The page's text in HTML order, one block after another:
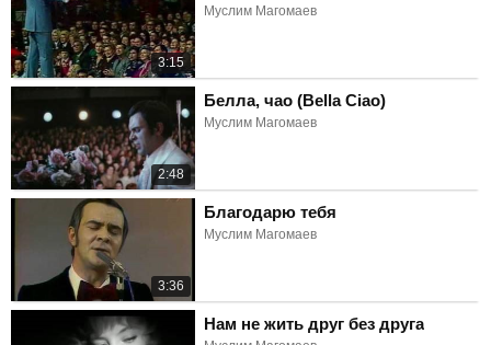
3:15
Муслим Магомаев
2:48
Белла, чао (Bella Ciao)
Муслим Магомаев
3:36
Благодарю тебя
Муслим Магомаев
Нам не жить друг без друга